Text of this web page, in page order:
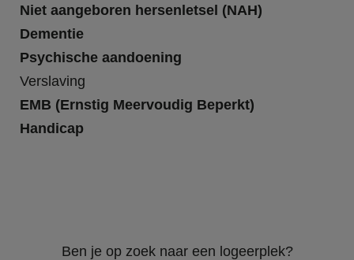
Niet aangeboren hersenletsel (NAH)
Dementie
Psychische aandoening
Verslaving
EMB (Ernstig Meervoudig Beperkt)
Handicap
Ben je op zoek naar een logeerplek?